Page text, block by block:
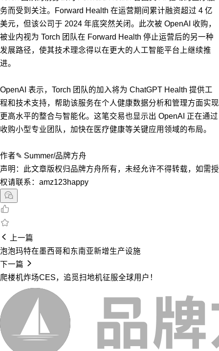
务而受到关注。Forward Health 在运营期间累计融资超过 4 亿
美元，但该公司于 2024 年底突然关闭。此次被 OpenAI 收购，
被业内视为 Torch 团队在 Forward Health 停止运营后的另一种
发展路径，使其技术理念得以在更大的人工智能平台上继续推
进。
OpenAI 表示，Torch 团队的加入将为 ChatGPT Health 提供工
程和技术支持，帮助该服务在个人健康数据分析和管理方面实现
更高水平的整合与智能化。这笔交易也显示出 OpenAI 正在通过
收购小型专业团队，加快在医疗健康等关键应用领域的布局。
作者✎ Summer/品牌方舟
声明：此文章版权归品牌方舟所有，未经允许不得转载，如需授
权请联系：amz123happy
上一篇
泡泡玛特在墨西哥和东南亚新增生产设施
下一篇
爬楼机炸场CES，追觅扫地机征服全球用户！